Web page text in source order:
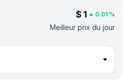
$ 1 0.01 %
Meilleur prix du jour